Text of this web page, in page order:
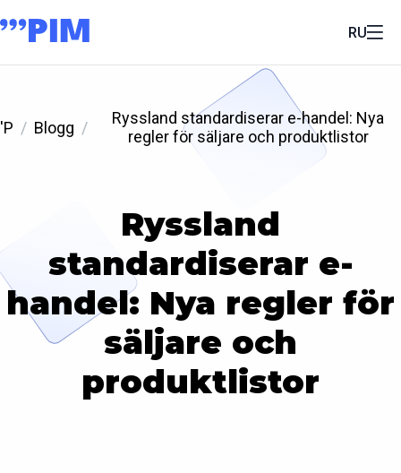
RU
'P Blogg
Ryssland standardiserar e-handel: Nya
regler för säljare och produktlistor
Ryssland
standardiserar e-
handel: Nya regler för
säljare och
produktlistor